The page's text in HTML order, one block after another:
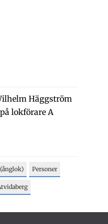
Häggström
lokförare A
(ånglok) Personer